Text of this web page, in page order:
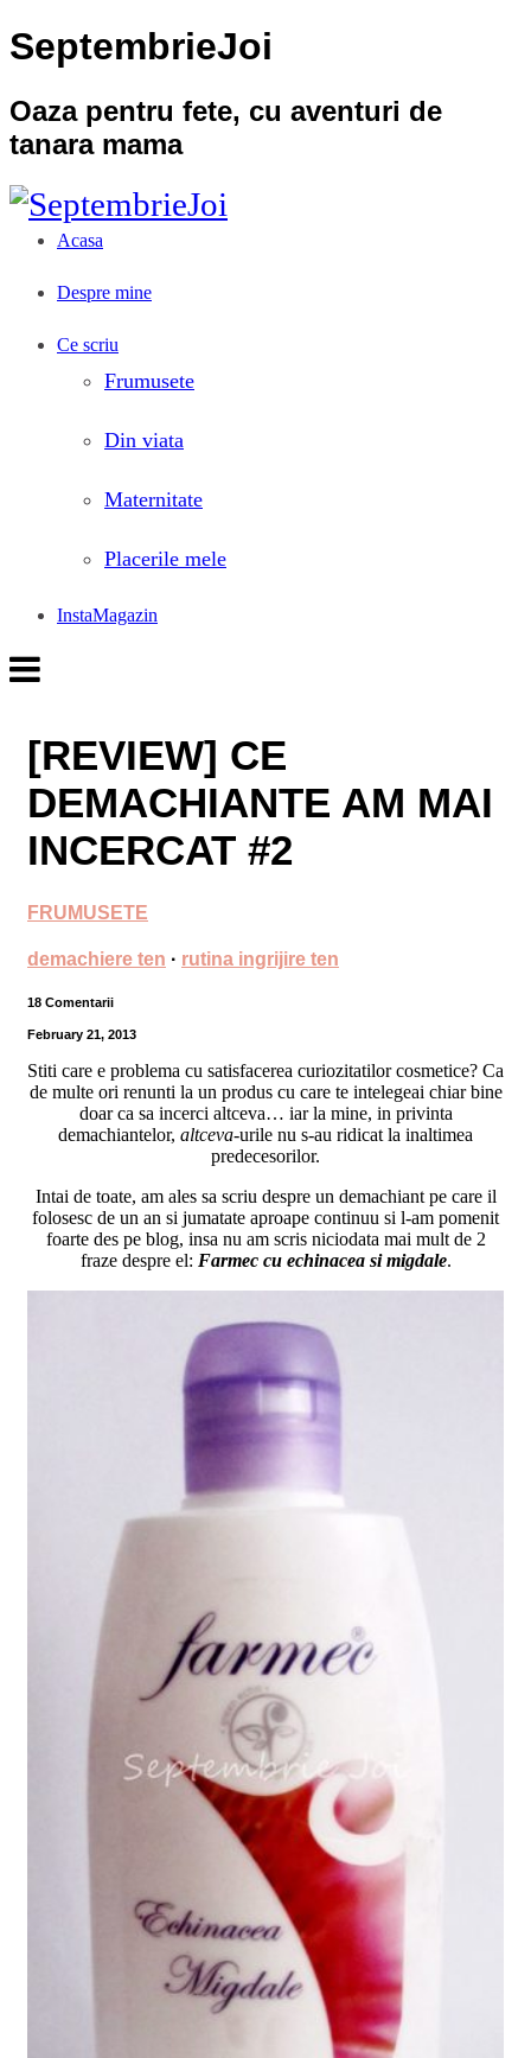
SeptembrieJoi
Oaza pentru fete, cu aventuri de
tanara mama
Acasa
Despre mine
Ce scriu
Frumusete
Din viata
Maternitate
Placerile mele
InstaMagazin
[REVIEW] CE
DEMACHIANTE AM MAI
INCERCAT #2
FRUMUSETE
demachiere ten · rutina ingrijire ten
18 Comentarii
February 21, 2013
Stiti care e problema cu satisfacerea curiozitatilor cosmetice? Ca
de multe ori renunti la un produs cu care te intelegeai chiar bine
doar ca sa incerci altceva… iar la mine, in privinta
demachiantelor, altceva-urile nu s-au ridicat la inaltimea
predecesorilor.
Intai de toate, am ales sa scriu despre un demachiant pe care il
folosesc de un an si jumatate aproape continuu si l-am pomenit
foarte des pe blog, insa nu am scris niciodata mai mult de 2
fraze despre el: Farmec cu echinacea si migdale.